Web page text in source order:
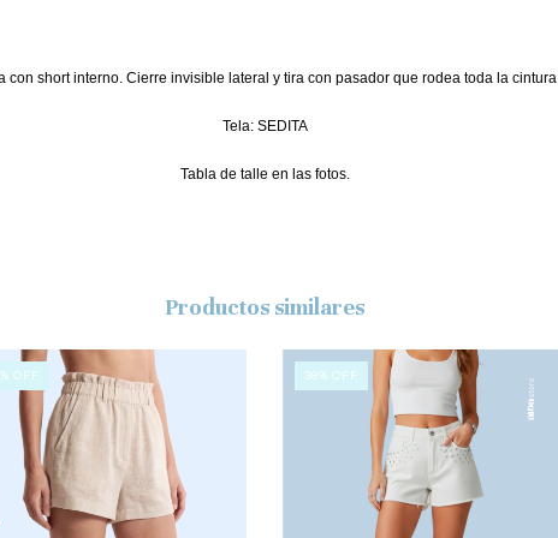
con short interno. Cierre invisible lateral y tira con pasador que rodea toda la cintura
Tela: SEDITA
Tabla de talle en las fotos.
Productos similares
% OFF 38% OFF